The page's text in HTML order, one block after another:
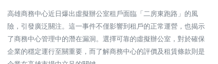
南
高雄商務中心近日爆出虛擬辦公室租戶面臨「二房東跑路」的風
險，引發廣泛關注。這一事件不僅影響到租戶的正常運營，也揭示
了商務中心管理中的潛在漏洞。選擇可靠的虛擬辦公室，對於確保
企業的穩定運行至關重要，而了解商務中心的評價及租賃條款則是